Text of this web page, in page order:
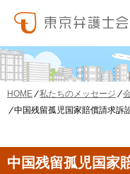
HOME 私たちのメッセージ
中国残留孤児国家賠償請求訴
中国残留孤児国家